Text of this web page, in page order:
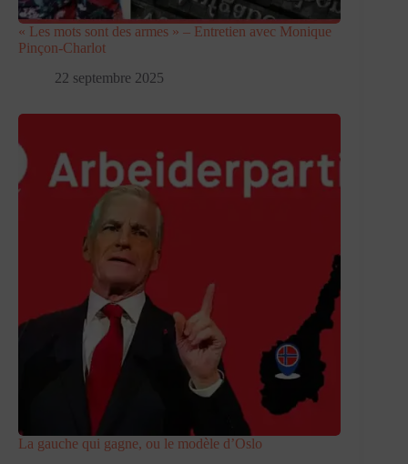
« Les mots sont des armes » – Entretien avec Monique
Pinçon-Charlot
22 septembre 2025
La gauche qui gagne, ou le modèle d’Oslo